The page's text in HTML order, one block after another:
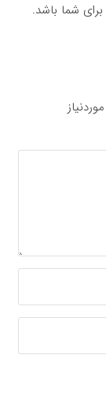
شما باشد.